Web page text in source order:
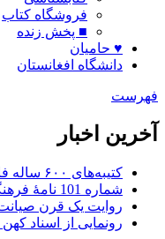
فروشگاه کتاب
■ پخش زنده
♥ حامیان
دانشگاه افغانستان
فهرست
آخرین اخبار
کتیبه‌های ۶۰۰ ساله فارسی در هندوستان
شماره 101 نامۀ فرهنگستان منتشر شد
روایت یک قرن صیانت
رونمایی از اسناد